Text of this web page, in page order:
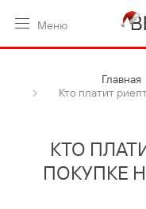
Меню
Главная
Кто платит
КТО
ПОКУПКЕ